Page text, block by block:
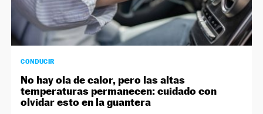
CONDUCIR
No hay ola de calor, pero las altas
temperaturas permanecen: cuidado con
olvidar esto en la guantera